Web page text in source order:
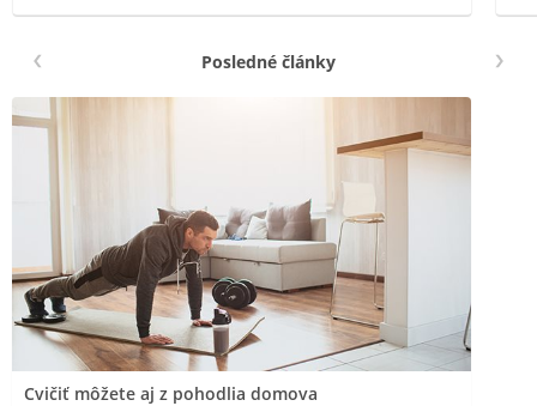
Posledné články
Cvičiť môžete aj z pohodlia domova